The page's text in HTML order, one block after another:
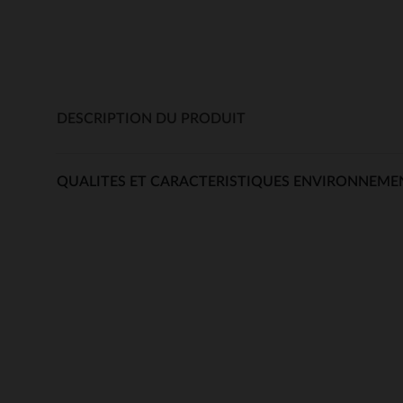
DESCRIPTION DU PRODUIT
QUALITES ET CARACTERISTIQUES